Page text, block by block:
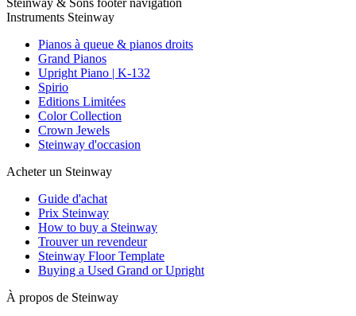
Instruments Steinway
Pianos à queue & pianos droits
Grand Pianos
Upright Piano | K-132
Spirio
Editions Limitées
Color Collection
Crown Jewels
Steinway d'occasion
Acheter un Steinway
Guide d'achat
Prix Steinway
How to buy a Steinway
Trouver un revendeur
Steinway Floor Template
Buying a Used Grand or Upright
À propos de Steinway